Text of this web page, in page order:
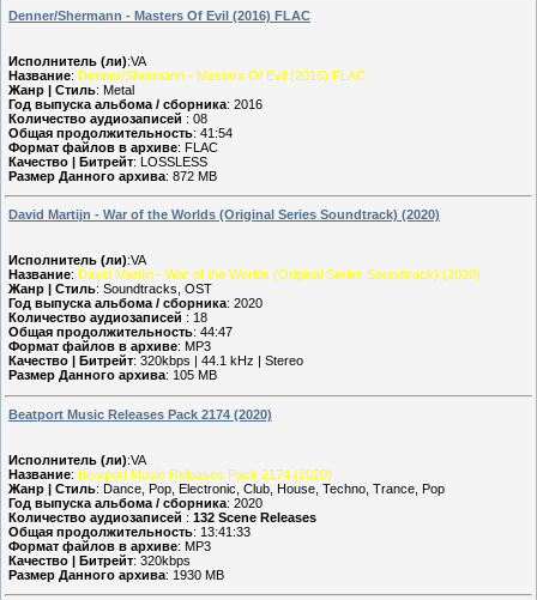
Denner/Shermann - Masters Of Evil (2016) FLAC
Исполнитель (ли):VA
Название: Denner/Shermann - Masters Of Evil (2016) FLAC
Жанр | Стиль: Metal
Год выпуска альбома / сборника: 2016
Количество аудиозаписей : 08
Общая продолжительность: 41:54
Формат файлов в архиве: FLAC
Качество | Битрейт: LOSSLESS
Размер Данного архива: 872 MB
David Martijn - War of the Worlds (Original Series Soundtrack) (2020)
Исполнитель (ли):VA
Название: David Martijn - War of the Worlds (Original Series Soundtrack) (2020)
Жанр | Стиль: Soundtracks, OST
Год выпуска альбома / сборника: 2020
Количество аудиозаписей : 18
Общая продолжительность: 44:47
Формат файлов в архиве: MP3
Качество | Битрейт: 320kbps | 44.1 kHz | Stereo
Размер Данного архива: 105 MB
Beatport Music Releases Pack 2174 (2020)
Исполнитель (ли):VA
Название: Beatport Music Releases Pack 2174 (2020)
Жанр | Стиль: Dance, Pop, Electronic, Club, House, Techno, Trance, Pop
Год выпуска альбома / сборника: 2020
Количество аудиозаписей : 132 Scene Releases
Общая продолжительность: 13:41:33
Формат файлов в архиве: MP3
Качество | Битрейт: 320kbps
Размер Данного архива: 1930 MB